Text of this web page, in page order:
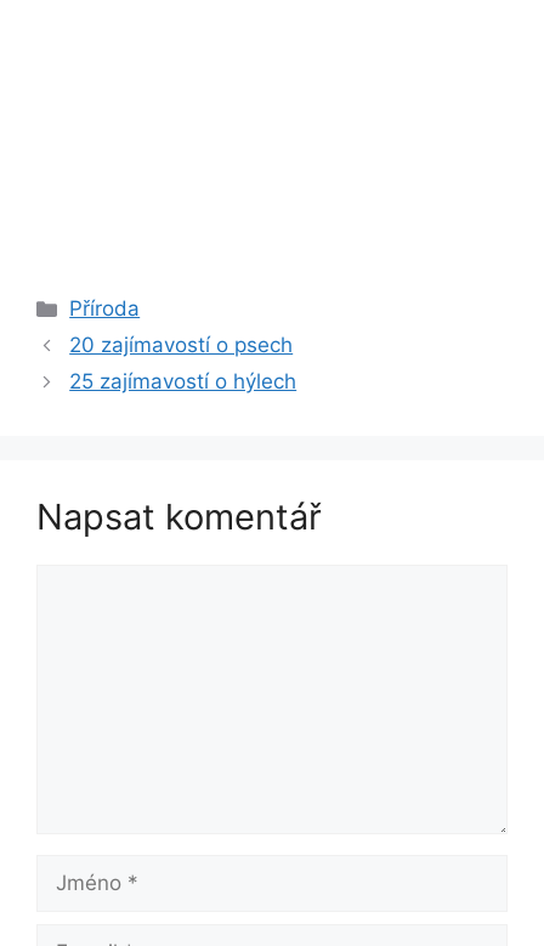
Rubriky
Příroda
20 zajímavostí o psech
25 zajímavostí o hýlech
Napsat komentář
Jméno